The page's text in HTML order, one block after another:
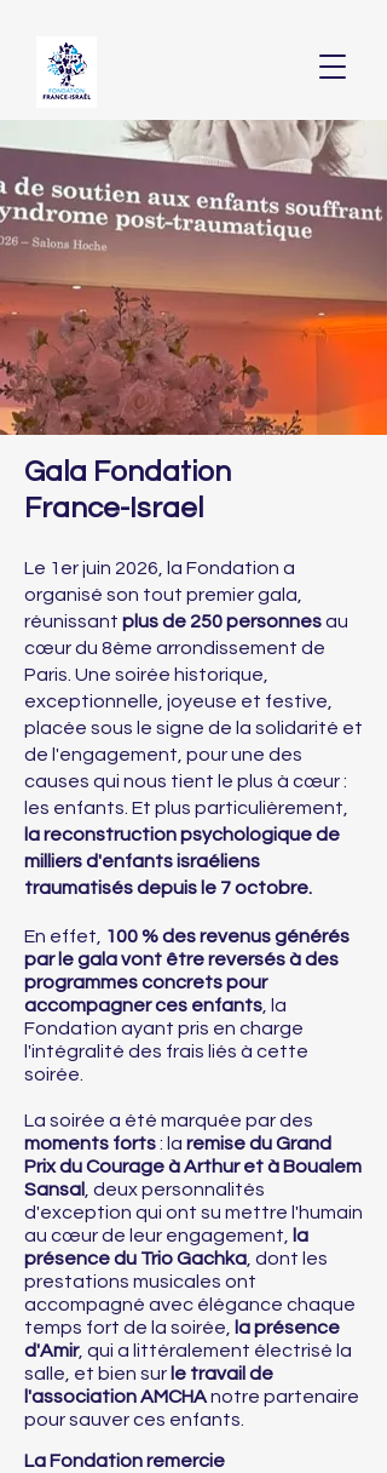
Gala Fondation
France-Israel
Le 1er juin 2026, la Fondation a
organisé son tout premier gala,
réunissant plus de 250 personnesau
cœur du 8ème arrondissement de
Paris. Une soirée historique,
exceptionnelle, joyeuse et festive,
placée sous le signe de la solidarité et
de l'engagement, pour une des
causes qui nous tient le plus à cœur :
les enfants. Et plus particulièrement,
la reconstruction psychologique de
milliers d'enfants israéliens
traumatisés depuis le 7 octobre.
En effet,
100 % des revenus générés
par le gala vont être reversés à des
programmes concrets pour
accompagner ces enfants , la
Fondation ayant pris en charge
l'intégralité des frais liés à cette
soirée.
La soirée a été marquée par des
moments forts: la remise du Grand
Prix du Courage à Arthur et à Boualem
Sansal
, deux personnalités
d'exception qui ont su mettre l'humain
au cœur de leur engagement,
la
présence du Trio Gachka , dont les
prestations musicales ont
accompagné avec élégance chaque
temps fort de la soirée,
la présence
d'Amir, qui a littéralement électrisé la
salle, et bien sur le travail de
l'association AMCHAnotre partenaire
pour sauver ces enfants.
La Fondation remercie